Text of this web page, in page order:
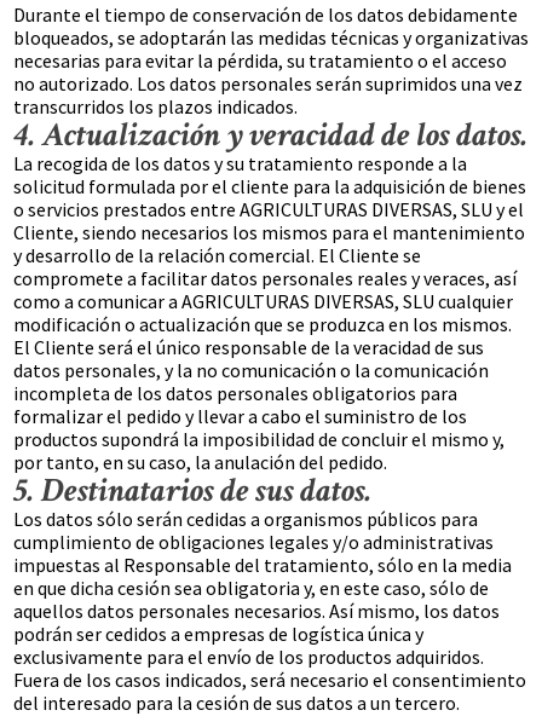
Durante el tiempo de conservación de los datos debidamente
bloqueados, se adoptarán las medidas técnicas y organizativas
necesarias para evitar la pérdida, su tratamiento o el acceso
no autorizado. Los datos personales serán suprimidos una vez
transcurridos los plazos indicados.
4. Actualización y veracidad de los datos.
La recogida de los datos y su tratamiento responde a la
solicitud formulada por el cliente para la adquisición de bienes
o servicios prestados entre AGRICULTURAS DIVERSAS, SLU y el
Cliente, siendo necesarios los mismos para el mantenimiento
y desarrollo de la relación comercial. El Cliente se
compromete a facilitar datos personales reales y veraces, así
como a comunicar a AGRICULTURAS DIVERSAS, SLU cualquier
modificación o actualización que se produzca en los mismos.
El Cliente será el único responsable de la veracidad de sus
datos personales, y la no comunicación o la comunicación
incompleta de los datos personales obligatorios para
formalizar el pedido y llevar a cabo el suministro de los
productos supondrá la imposibilidad de concluir el mismo y,
por tanto, en su caso, la anulación del pedido.
5. Destinatarios de sus datos.
Los datos sólo serán cedidas a organismos públicos para
cumplimiento de obligaciones legales y/o administrativas
impuestas al Responsable del tratamiento, sólo en la media
en que dicha cesión sea obligatoria y, en este caso, sólo de
aquellos datos personales necesarios. Así mismo, los datos
podrán ser cedidos a empresas de logística única y
exclusivamente para el envío de los productos adquiridos.
Fuera de los casos indicados, será necesario el consentimiento
del interesado para la cesión de sus datos a un tercero.